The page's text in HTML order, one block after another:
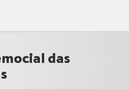
das